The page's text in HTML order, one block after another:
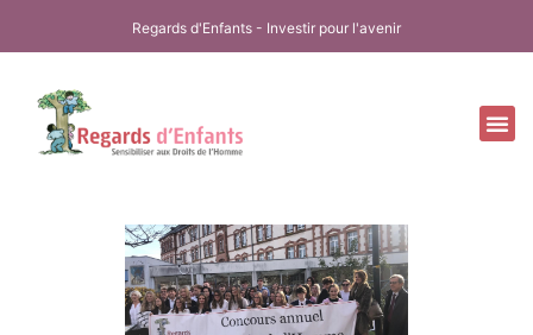
Regards d'Enfants - Investir pour l'avenir